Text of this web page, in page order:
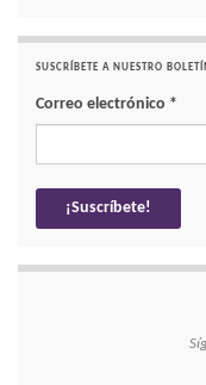
SUSCRÍBETE A NUESTRO
Correo electrónico *